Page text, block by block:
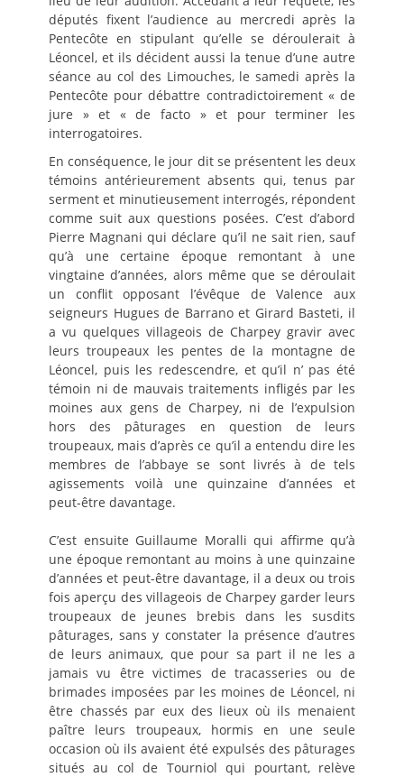
députés fixent l’audience au mercredi après la
Pentecôte en stipulant qu’elle se déroulerait à
Léoncel, et ils décident aussi la tenue d’une autre
séance au col des Limouches, le samedi après la
Pentecôte pour débattre contradictoirement « de
jure » et « de facto » et pour terminer les
interrogatoires.
En conséquence, le jour dit se présentent les deux
témoins antérieurement absents qui, tenus par
serment et minutieusement interrogés, répondent
comme suit aux questions posées. C’est d’abord
Pierre Magnani qui déclare qu’il ne sait rien, sauf
qu’à une certaine époque remontant à une
vingtaine d’années, alors même que se déroulait
un conflit opposant l’évêque de Valence aux
seigneurs Hugues de Barrano et Girard Basteti, il
a vu quelques villageois de Charpey gravir avec
leurs troupeaux les pentes de la montagne de
Léoncel, puis les redescendre, et qu’il n’ pas été
témoin ni de mauvais traitements infligés par les
moines aux gens de Charpey, ni de l’expulsion
hors des pâturages en question de leurs
troupeaux, mais d’après ce qu’il a entendu dire les
membres de l’abbaye se sont livrés à de tels
agissements voilà une quinzaine d’années et
peut-être davantage.
C’est ensuite Guillaume Moralli qui affirme qu’à
une époque remontant au moins à une quinzaine
d’années et peut-être davantage, il a deux ou trois
fois aperçu des villageois de Charpey garder leurs
troupeaux de jeunes brebis dans les susdits
pâturages, sans y constater la présence d’autres
de leurs animaux, que pour sa part il ne les a
jamais vu être victimes de tracasseries ou de
brimades imposées par les moines de Léoncel, ni
être chassés par eux des lieux où ils menaient
paître leurs troupeaux, hormis en une seule
occasion où ils avaient été expulsés des pâturages
situés au col de Tourniol qui pourtant, relève